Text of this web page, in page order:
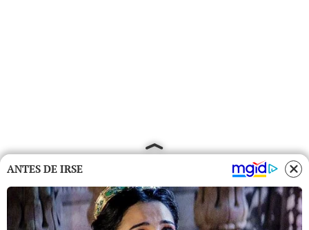
ANTES DE IRSE